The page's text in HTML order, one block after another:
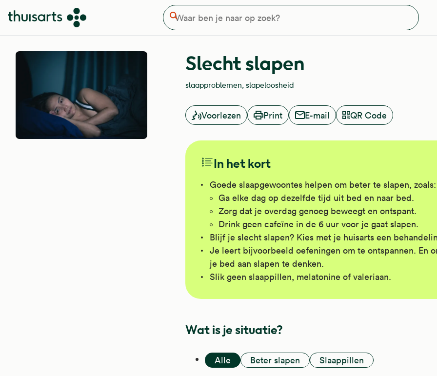
Overslaan en naar de inhoud gaan Waar ben je naar op zoek?
Zoeken
Slecht slapen
slaapproblemen slapeloosheid
Voorlezen Print E-mail QR Code
In het kort
Goede slaapgewoontes helpen om beter te slapen, zoals:
Ga elke dag op dezelfde tijd uit bed en naar bed.
Zorg dat je overdag genoeg beweegt en ontspant.
Drink geen cafeïne in de 6 uur voor je gaat slapen.
Blijf je slecht slapen? Kies met je huisarts een
Je leert bijvoorbeeld oefeningen om te ontspannen. En
je bed aan slapen te denken.
Slik geen slaappillen, melatonine of valeriaan.
Wat is je situatie?
Alle Beter slapen Slaappillen